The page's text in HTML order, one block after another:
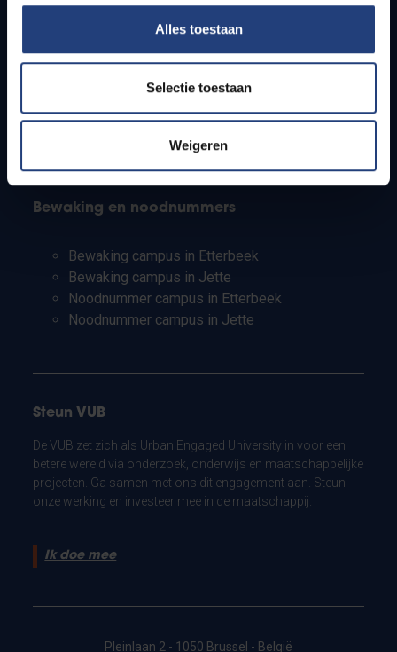
Alles toestaan
Selectie toestaan
Weigeren
Studenten
PhD-studenten
Leerkrachten en secundaire scholen
Bewaking en noodnummers
Bewaking campus in Etterbeek
Bewaking campus in Jette
Noodnummer campus in Etterbeek
Noodnummer campus in Jette
Steun VUB
De VUB zet zich als Urban Engaged University in voor een
betere wereld via onderzoek, onderwijs en maatschappelijke
projecten. Ga samen met ons dit engagement aan. Steun
onze werking en investeer mee in de maatschappij.
Ik doe mee
Pleinlaan 2 - 1050 Brussel - België